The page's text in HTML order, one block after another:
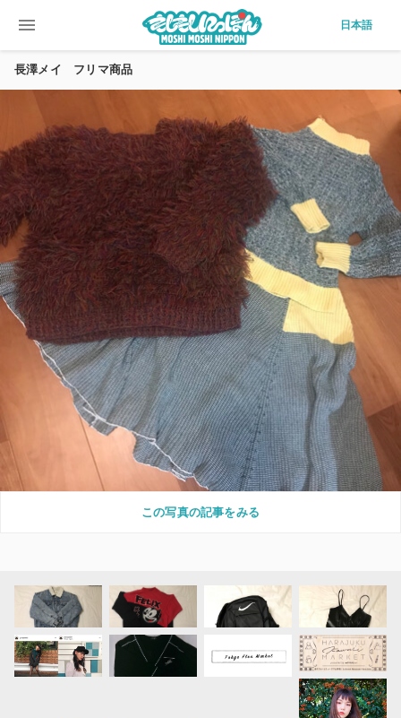
menu 日本語
長澤メイ フリマ商品
この写真の記事をみる